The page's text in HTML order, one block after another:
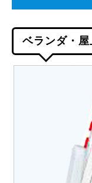
ベランダ・屋